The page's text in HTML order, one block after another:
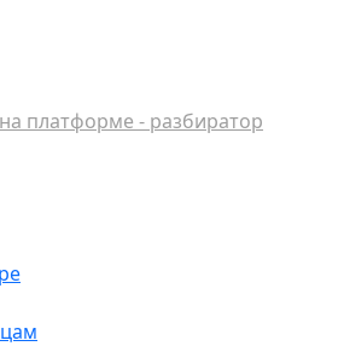
платформе - разбиратор